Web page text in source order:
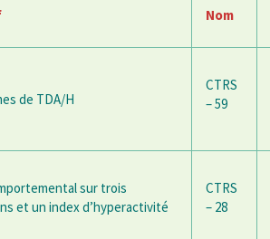
Nom
de TDA/H
CTRS
– 59
sur trois
et un index d’hyperactivité
CTRS
– 28